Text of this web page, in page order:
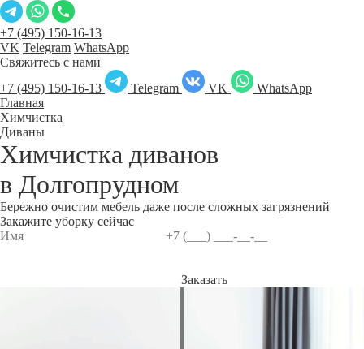
+7 (495) 150-16-13
VK Telegram WhatsApp
Свяжитесь с нами
+7 (495) 150-16-13
Telegram VK
WhatsApp
Главная
Химчистка
Диваны
Химчистка диванов
в Долгопрудном
Бережно очистим мебель даже после сложных загрязнений
Закажите уборку сейчас
Заказать